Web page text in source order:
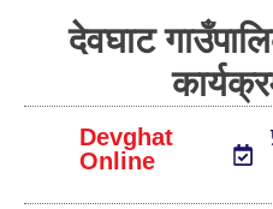
देवघाट
Devghat
Online